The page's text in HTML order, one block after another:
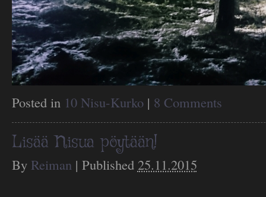
Posted in 10 Nisu-Kurko | 8 Comments
Lisää Nisua pöytään!
By Reiman | Published 25.11.2015